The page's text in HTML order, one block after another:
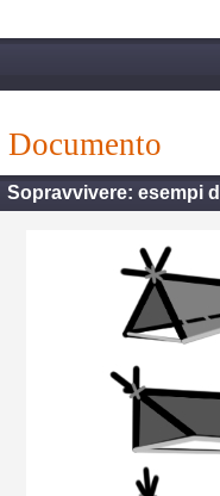
documento
Sopravvivere: esempi